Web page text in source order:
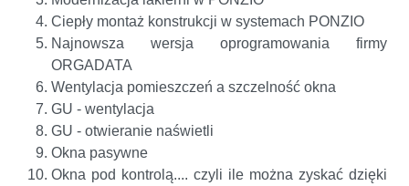
Ciepły montaż konstrukcji w systemach PONZIO
Najnowsza wersja oprogramowania firmy
ORGADATA
Wentylacja pomieszczeń a szczelność okna
GU - wentylacja
GU - otwieranie naświetli
Okna pasywne
Okna pod kontrolą.... czyli ile można zyskać dzięki